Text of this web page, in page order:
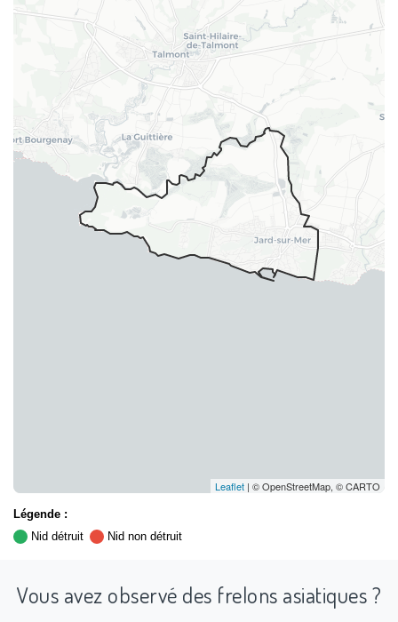
Leaflet | © OpenStreetMap, © CARTO
Légende :
Nid détruit
Nid non détruit
Vous avez observé des frelons asiatiques ?